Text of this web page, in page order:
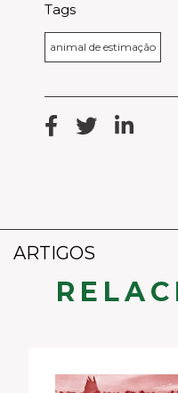
Tags
animal de estimação
ARTIGOS